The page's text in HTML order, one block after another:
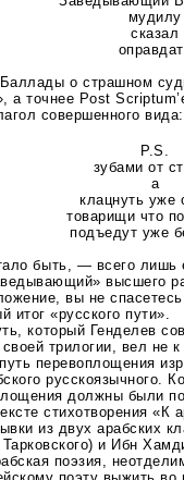
мудилу
сказал
о страшном
а точнее Post
совершенного вида:
P.S.
зубами от
а
клацнуть уже
товарищи что
подъедут уже
быть, — всего лишь
высшего
вы не
итог «русского пути».
который Генделев
своей трилогии, вел не
перевоплощения
русскоязычного.
должны были
стихотворения «К
из двух арабских
и Ибн
поэзия,